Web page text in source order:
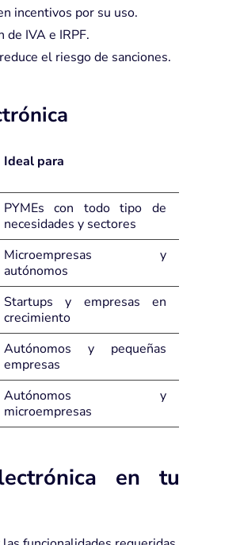
incentivos por su uso.
de IVA e IRPF.
el riesgo de sanciones.
Ideal para
PYMEs con todo tipo de
necesidades y sectores
Microempresas y
autónomos
Startups y empresas en
crecimiento
Autónomos y pequeñas
empresas
Autónomos y
microempresas
en tu